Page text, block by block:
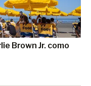
Brown Jr. como